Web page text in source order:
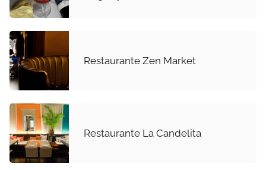
Restaurante Zen Market
Restaurante La Candelita